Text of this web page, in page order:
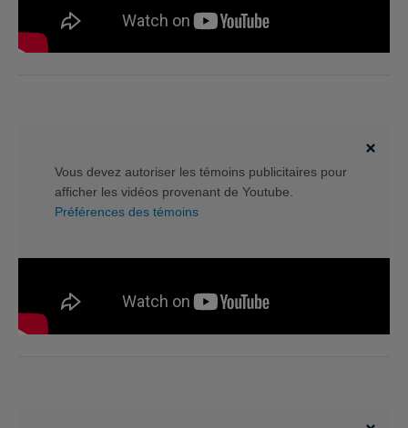
Vous devez autoriser les témoins publicitaires pour
afficher les vidéos provenant de Youtube.
Préférences des témoins